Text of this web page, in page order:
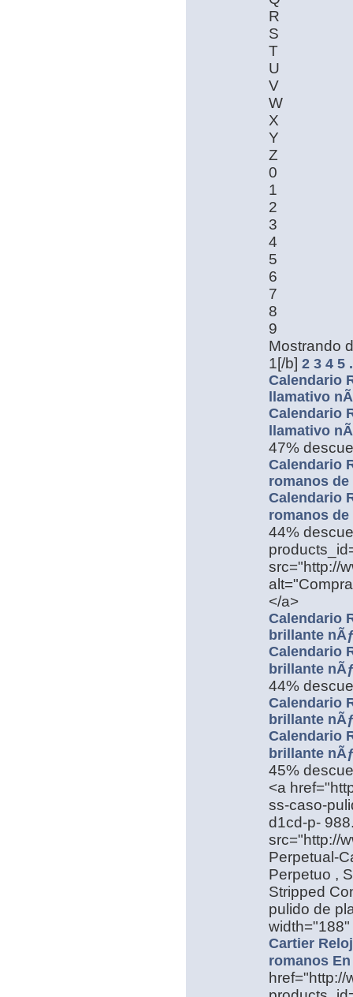
R
S
T
U
V
W
X
Y
Z
0
1
2
3
4
5
6
7
8
9
Mostrando
1[/b] 2 3 4 5
Calendario
llamativo
Calendario
llamativo
47%
Calendario
romanos
Calendario
romanos
44%
src="http://
</a>
Calendario
brillante
Calendario
brillante
44%
Calendario
brillante
Calendario
brillante
45%
<a
ss-caso-
d1cd-p-
src="http://
Perpetual-
Perpetuo ,
Stripped
pulido de
Cartier
romanos